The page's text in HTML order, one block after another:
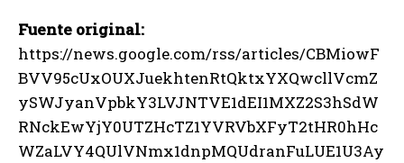
Fuente original:
https://news.google.com/rss/articles/CBMiowF
BVV95cUxOUXJuekhtenRtQktxYXQwcllVcmZ
ySWJyanVpbkY3LVJNTVE1dEI1MXZ2S3hSdW
RNckEwYjY0UTZHcTZ1YVRVbXFyT2tHR0hHc
WZaLVY4QUlVNmx1dnpMQUdranFuLUE1U3Ay